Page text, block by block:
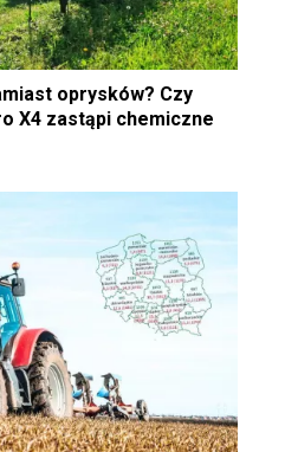
oprysków? Czy
X4 zastąpi chemiczne